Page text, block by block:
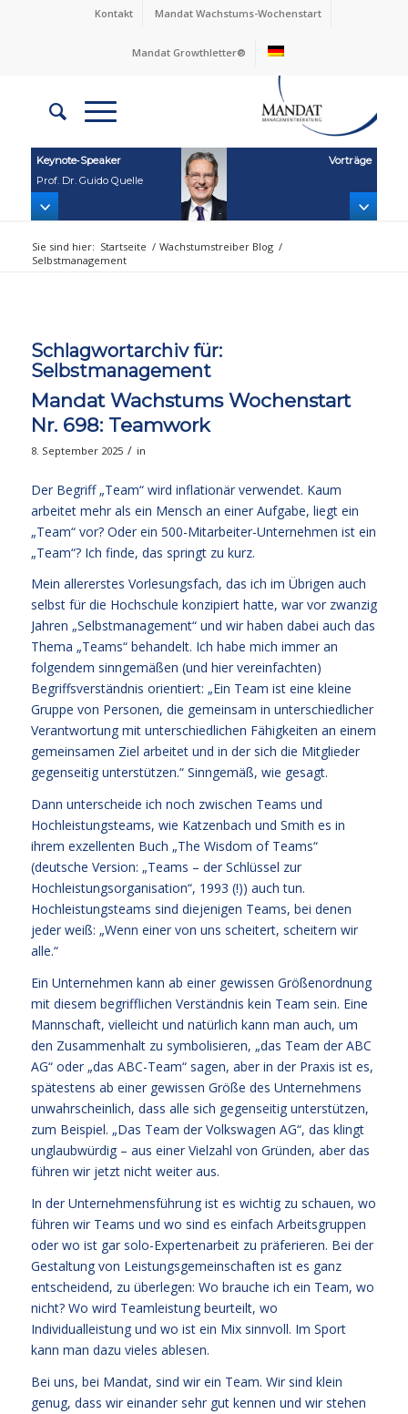
Kontakt Mandat Wachstums-Wochenstart
Mandat Growthletter®
Keynote‑Speaker
Prof. Dr. Guido Quelle
Vorträge
Sie sind hier: Startseite / Wachstumstreiber Blog /
Selbstmanagement
Schlagwortarchiv für:
Selbstmanagement
Mandat Wachstums Wochenstart
Nr. 698: Teamwork
8. September 2025 / in
Der Begriff „Team“ wird inflationär verwendet. Kaum
arbeitet mehr als ein Mensch an einer Aufgabe, liegt ein
„Team“ vor? Oder ein 500-Mitarbeiter-Unternehmen ist ein
„Team“? Ich finde, das springt zu kurz.
Mein allererstes Vorlesungsfach, das ich im Übrigen auch
selbst für die Hochschule konzipiert hatte, war vor zwanzig
Jahren „Selbstmanagement“ und wir haben dabei auch das
Thema „Teams“ behandelt. Ich habe mich immer an
folgendem sinngemäßen (und hier vereinfachten)
Begriffsverständnis orientiert: „Ein Team ist eine kleine
Gruppe von Personen, die gemeinsam in unterschiedlicher
Verantwortung mit unterschiedlichen Fähigkeiten an einem
gemeinsamen Ziel arbeitet und in der sich die Mitglieder
gegenseitig unterstützen.“ Sinngemäß, wie gesagt.
Dann unterscheide ich noch zwischen Teams und
Hochleistungsteams, wie Katzenbach und Smith es in
ihrem exzellenten Buch „The Wisdom of Teams“
(deutsche Version: „Teams – der Schlüssel zur
Hochleistungsorganisation“, 1993 (!)) auch tun.
Hochleistungsteams sind diejenigen Teams, bei denen
jeder weiß: „Wenn einer von uns scheitert, scheitern wir
alle.“
Ein Unternehmen kann ab einer gewissen Größenordnung
mit diesem begrifflichen Verständnis kein Team sein. Eine
Mannschaft, vielleicht und natürlich kann man auch, um
den Zusammenhalt zu symbolisieren, „das Team der ABC
AG“ oder „das ABC-Team“ sagen, aber in der Praxis ist es,
spätestens ab einer gewissen Größe des Unternehmens
unwahrscheinlich, dass alle sich gegenseitig unterstützen,
zum Beispiel. „Das Team der Volkswagen AG“, das klingt
unglaubwürdig – aus einer Vielzahl von Gründen, aber das
führen wir jetzt nicht weiter aus.
In der Unternehmensführung ist es wichtig zu schauen, wo
führen wir Teams und wo sind es einfach Arbeitsgruppen
oder wo ist gar solo-Expertenarbeit zu präferieren. Bei der
Gestaltung von Leistungsgemeinschaften ist es ganz
entscheidend, zu überlegen: Wo brauche ich ein Team, wo
nicht? Wo wird Teamleistung beurteilt, wo
Individualleistung und wo ist ein Mix sinnvoll. Im Sport
kann man dazu vieles ablesen.
Bei uns, bei Mandat, sind wir ein Team. Wir sind klein
genug, dass wir einander sehr gut kennen und wir stehen